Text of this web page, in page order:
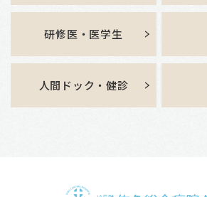
研修医・医学生
人間ドック・健診